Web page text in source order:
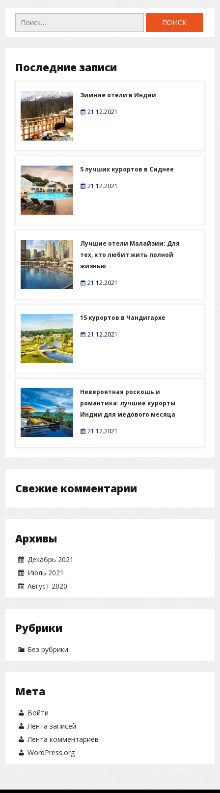
Найти:
Последние записи
Зимние отели в Индии
21.12.2021
5 лучших курортов в Сиднее
21.12.2021
Лучшие отели Малайзии: Для
тех, кто любит жить полной
жизнью
21.12.2021
15 курортов в Чандигархе
21.12.2021
Невероятная роскошь и
романтика: лучшие курорты
Индии для медового месяца
21.12.2021
Свежие комментарии
Архивы
Декабрь 2021
Июль 2021
Август 2020
Рубрики
Без рубрики
Мета
Войти
Лента записей
Лента комментариев
WordPress.org